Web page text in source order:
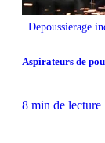
Depoussierage
Aspirateurs de
8 min de lecture